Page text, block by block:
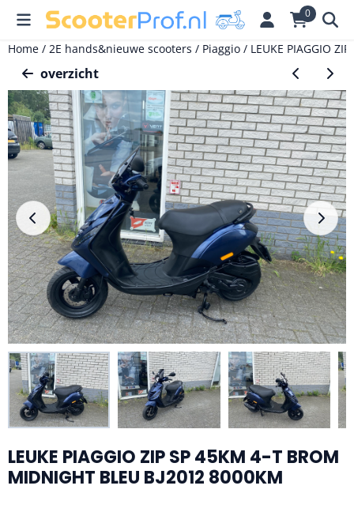
Cookievoorkeuren zijn momenteel gesloten. 0
Home / 2E hands&nieuwe scooters / Piaggio / LEUKE PIAGGIO
overzicht
LEUKE PIAGGIO ZIP SP 45KM 4-T BROM
MIDNIGHT BLEU BJ2012 8000KM